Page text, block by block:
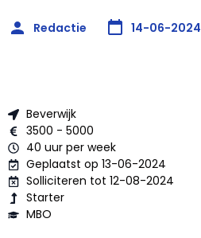
Redactie 14-06-2024
Beverwijk
3500 - 5000
40 uur per week
Geplaatst op 13-06-2024
Solliciteren tot 12-08-2024
Starter
MBO